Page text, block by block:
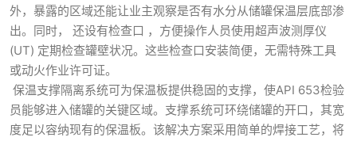
外，暴露的区域还能让业主观察是否有水分从储罐保温层底部渗
出。同时， 还设有检查口 ，方便操作人员使用超声波测厚仪
(UT) 定期检查罐壁状况。这些检查口安装简便，无需特殊工具
或动火作业许可证。
保温支撑隔离系统可为保温板提供稳固的支撑，使API 653检验
员能够进入储罐的关键区域。支撑系统可环绕储罐的开口，其宽
度足以容纳现有的保温板。该解决方案采用简单的焊接工艺，将